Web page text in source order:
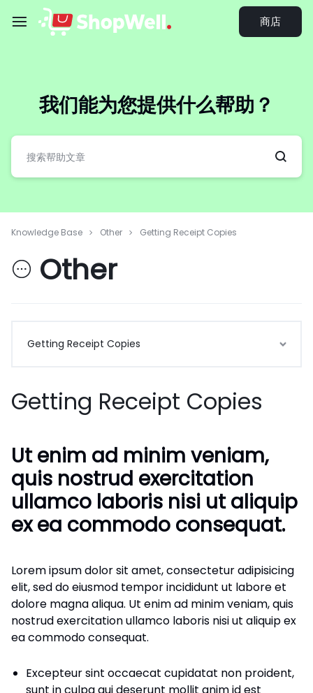
商店
我们能为您提供什么帮助？
Knowledge Base Other Getting Receipt Copies
Other
Getting Receipt Copies
Ut enim ad minim veniam,
quis nostrud exercitation
ullamco laboris nisi ut aliquip
ex ea commodo consequat.
Lorem ipsum dolor sit amet, consectetur adipisicing
elit, sed do eiusmod tempor incididunt ut labore et
dolore magna aliqua. Ut enim ad minim veniam, quis
nostrud exercitation ullamco laboris nisi ut aliquip ex
ea commodo consequat.
Excepteur sint occaecat cupidatat non proident,
Getting Receipt Copies